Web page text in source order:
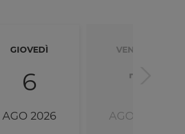
GIOVEDÌ
6
AGO 2026
VENERDÌ
7
AGO 2026